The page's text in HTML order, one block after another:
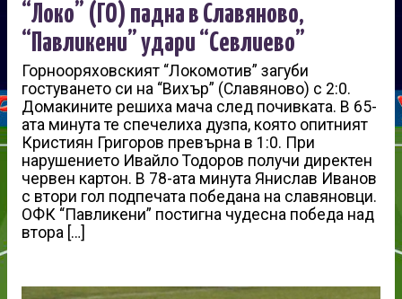
“Локо” (ГО) падна в Славяново,
“Павликени” удари “Севлиево”
Горнооряховският “Локомотив” загуби
гостуването си на “Вихър” (Славяново) с 2:0.
Домакините решиха мача след почивката. В 65-
ата минута те спечелиха дузпа, която опитният
Кристиян Григоров превърна в 1:0. При
нарушението Ивайло Тодоров получи директен
червен картон. В 78-ата минута Янислав Иванов
с втори гол подпечата победана на славяновци.
ОФК “Павликени” постигна чудесна победа над
втора […]